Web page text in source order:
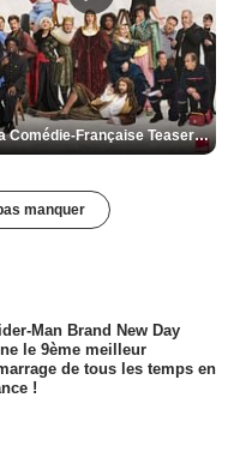
De la Comédie-Française Teaser VF
manquer
Man Brand New Day
le 9ème meilleur
de tous les temps en
!